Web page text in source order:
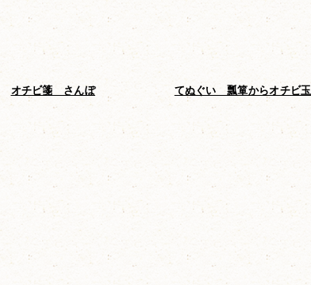
オチビ箋 さんぽ てぬぐい 瓢箪からオチビ玉